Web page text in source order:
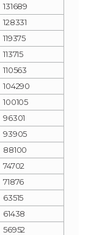
131689
128331
119375
113715
110563
104290
100105
96301
93905
88100
74702
71876
63515
61438
56952